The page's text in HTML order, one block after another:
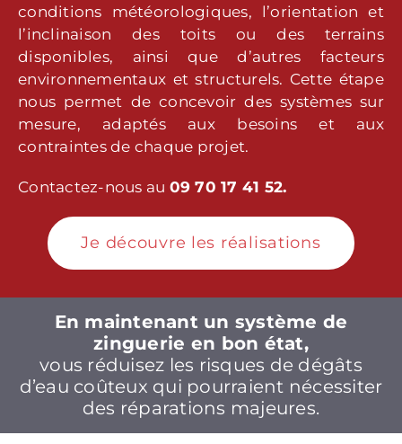
conditions météorologiques, l’orientation et
l’inclinaison des toits ou des terrains
disponibles, ainsi que d’autres facteurs
environnementaux et structurels. Cette étape
nous permet de concevoir des systèmes sur
mesure, adaptés aux besoins et aux
contraintes de chaque projet.
Contactez-nous au 09 70 17 41 52.
Je découvre les réalisations
En maintenant un système de
zinguerie en bon état,
vous réduisez les risques de dégâts
d’eau coûteux qui pourraient nécessiter
des réparations majeures.